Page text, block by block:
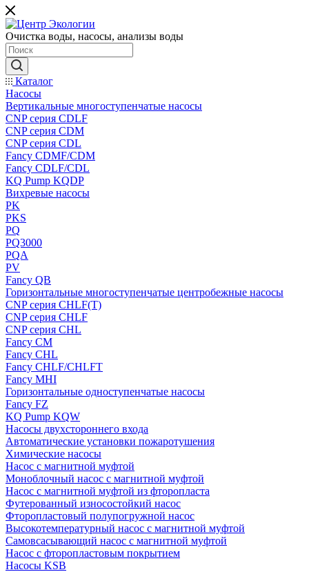
Очистка воды, насосы, анализы воды
Каталог
Насосы
Вертикальные многоступенчатые насосы
CNP серия CDLF
CNP серия CDM
CNP серия CDL
Fancy CDMF/CDM
Fancy CDLF/CDL
KQ Pump KQDP
Вихревые насосы
PK
PKS
PQ
PQ3000
PQA
PV
Fancy QB
Горизонтальные многоступенчатые центробежные насосы
CNP серия CHLF(T)
CNP серия CHLF
CNP серия CHL
Fancy CM
Fancy CHL
Fancy CHLF/CHLFT
Fancy MHI
Горизонтальные одноступенчатые насосы
Fancy FZ
KQ Pump KQW
Насосы двухстороннего входа
Автоматические установки пожаротушения
Химические насосы
Насос с магнитной муфтой
Моноблочный насос с магнитной муфтой
Насос с магнитной муфтой из фторопласта
Футерованный износостойкий насос
Фторопластовый полупогружной насос
Высокотемпературный насос с магнитной муфтой
Самовсасывающий насос с магнитной муфтой
Насос с фторопластовым покрытием
Насосы KSB